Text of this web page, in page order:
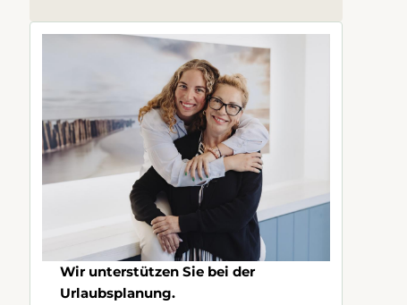
Wir unterstützen Sie bei der
Urlaubsplanung.